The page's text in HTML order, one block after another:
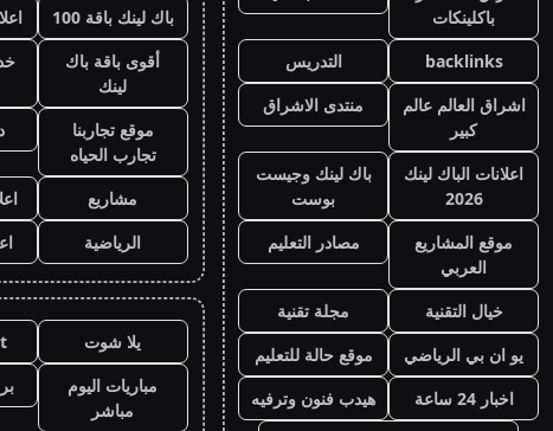
باكلينكات
backlinks
التدريس
اشراق العالم عالم
كبير
منتدى الاشراق
اعلانات الباك لينك
2026
باك لينك وجيست
بوست
موقع المشاريع
العربي
مصادر التعليم
خيال التقنية
مجلة تقنية
يو ان بي الرياضي
موقع حالة للتعليم
اخبار 24 ساعة
هيدب فنون وترفيه
باك لينك باقة 100
أقوى باقة باك
لينك
موقع تجاربنا
تجارب الحياه
مشاريع
الرياضية
يلا شوت
مباريات اليوم
مباشر